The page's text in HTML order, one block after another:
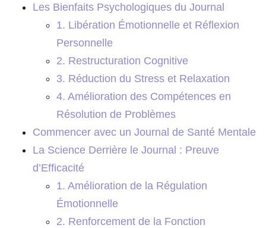
Les Bienfaits Psychologiques du Journal
1. Libération Émotionnelle et Réflexion
Personnelle
2. Restructuration Cognitive
3. Réduction du Stress et Relaxation
4. Amélioration des Compétences en
Résolution de Problèmes
Commencer avec un Journal de Santé Mentale
La Science Derrière le Journal : Preuve
d’Efficacité
1. Amélioration de la Régulation
Émotionnelle
2. Renforcement de la Fonction